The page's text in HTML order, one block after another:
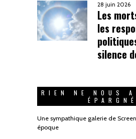
28 juin 2026
Les
les
silence
RIEN NE NOUS
ÉPARGNÉ
Une sympathique galerie de
époque